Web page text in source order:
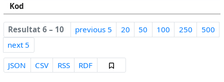
Kod
Resultat 6 – 10 previous 5 20 50 100 250
500
next 5
JSON CSV RSS RDF